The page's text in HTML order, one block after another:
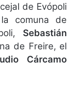
de Evópoli
comuna de
Sebastián
de Freire, el
Cárcamo